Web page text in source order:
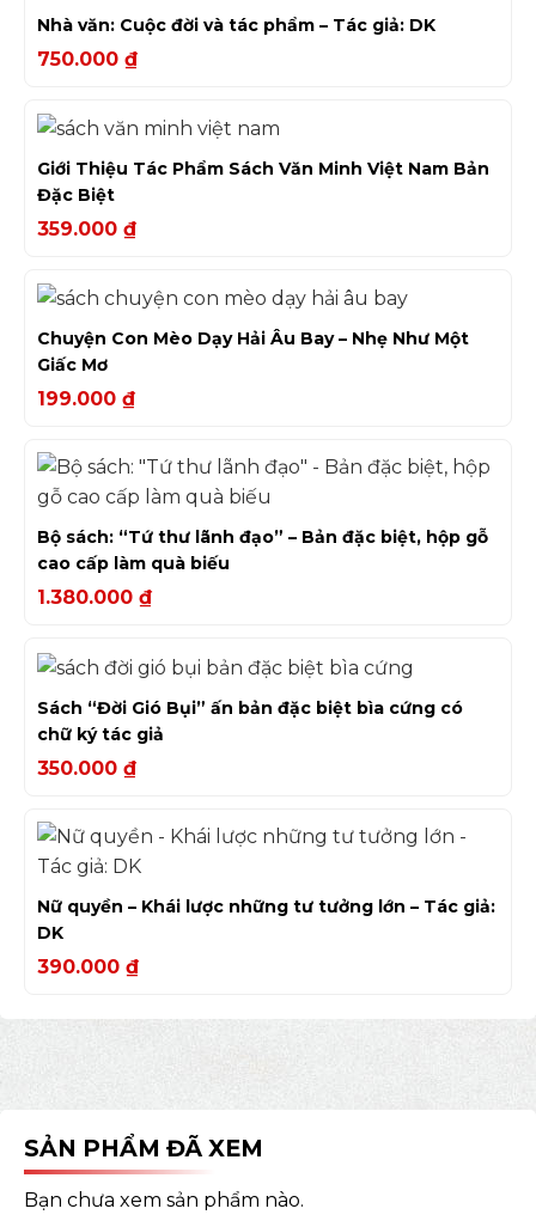
Nhà văn: Cuộc đời và tác phẩm – Tác giả: DK
750.000 ₫
Giới Thiệu Tác Phẩm Sách Văn Minh Việt Nam Bản
Đặc Biệt
359.000 ₫
Chuyện Con Mèo Dạy Hải Âu Bay – Nhẹ Như Một
Giấc Mơ
199.000 ₫
Bộ sách: “Tứ thư lãnh đạo” – Bản đặc biệt, hộp gỗ
cao cấp làm quà biếu
1.380.000 ₫
Sách “Đời Gió Bụi” ấn bản đặc biệt bìa cứng có
chữ ký tác giả
350.000 ₫
Nữ quyền – Khái lược những tư tưởng lớn – Tác giả:
DK
390.000 ₫
SẢN PHẨM ĐÃ XEM
Bạn chưa xem sản phẩm nào.